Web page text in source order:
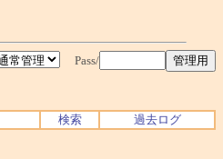
Pass/
検索 過去ログ